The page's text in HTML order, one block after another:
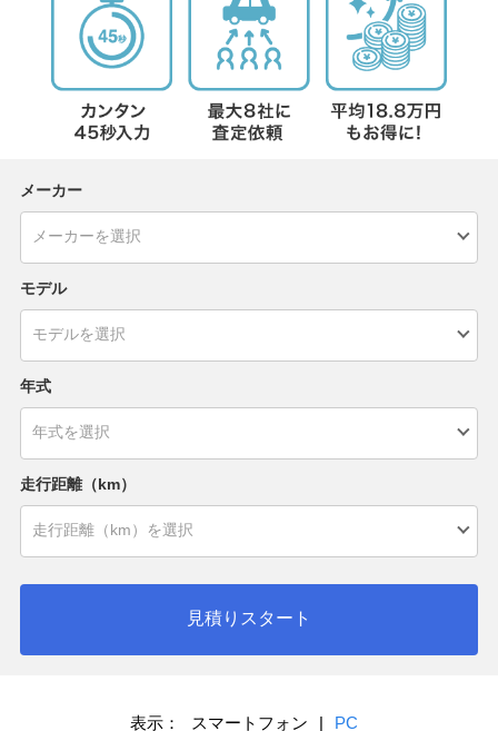
メーカー
モデル
年式
走行距離（km）
見積りスタート
表示： スマートフォン | PC